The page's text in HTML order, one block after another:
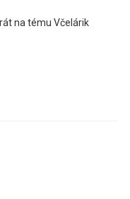
na tému Včelárik